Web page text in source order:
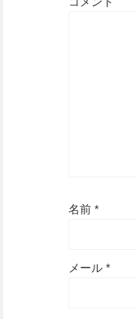
名前 *
メール *